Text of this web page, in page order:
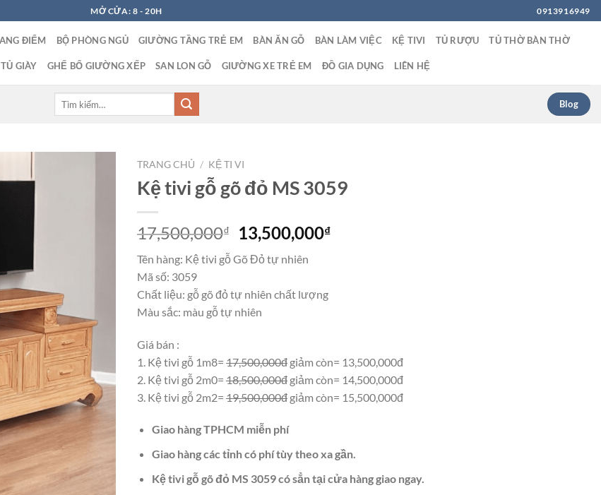
MỞ CỬA: 8 - 20H 0913916949
ĐIỂM BỘ PHÒNG NGỦ GIƯỜNG TẦNG TRẺ EM BÀN ĂN GỖ BÀN LÀM VIỆC KỆ TIVI TỦ RƯỢU TỦ THỜ BÀN THỜ
TỦ GIÀY GHẾ BỐ GIƯỜNG XẾP SAN LON GỖ GIƯỜNG XE TRẺ EM ĐỒ GIA DỤNG LIÊN HỆ
Blog
TRANG CHỦ / KỆ TI VI
Kệ tivi gỗ gõ đỏ MS 3059
17,500,000₫
Giá
gốc
là:
13,500,000₫Giá
Tên hàng: Kệ tivi gỗ Gõ Đỏ tự nhiên
Mã số: 3059
Chất liệu: gỗ gõ đỏ tự nhiên chất lượng
Màu sắc: màu gỗ tự nhiên
Giá bán :
1. Kệ tivi gỗ 1m8= 17,500,000đ giảm còn= 13,500,000đ
2. Kệ tivi gỗ 2m0= 18,500,000đ giảm còn= 14,500,000đ
3. Kệ tivi gỗ 2m2= 19,500,000đ giảm còn= 15,500,000đ
Giao hàng TPHCM miễn phí
Giao hàng các tỉnh có phí tùy theo xa gần.
Kệ tivi gỗ gõ đỏ MS 3059 có sẳn tại cửa hàng giao ngay.